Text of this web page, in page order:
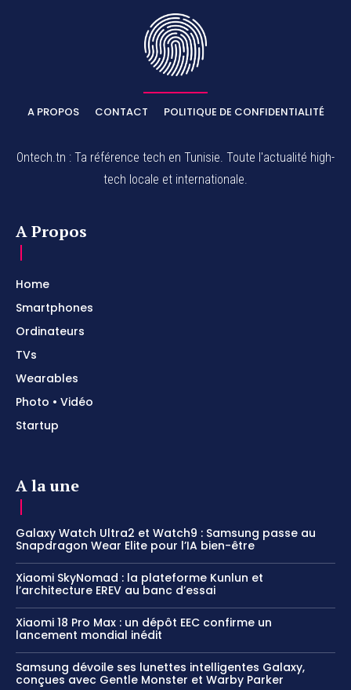
A PROPOS CONTACT POLITIQUE DE CONFIDENTIALITÉ
Ontech.tn : Ta référence tech en Tunisie. Toute l'actualité high-
tech locale et internationale.
A Propos
Home
Smartphones
Ordinateurs
TVs
Wearables
Photo • Vidéo
Startup
A la une
Galaxy Watch Ultra2 et Watch9 : Samsung passe au
Snapdragon Wear Elite pour l’IA bien-être
Xiaomi SkyNomad : la plateforme Kunlun et
l’architecture EREV au banc d’essai
Xiaomi 18 Pro Max : un dépôt EEC confirme un
lancement mondial inédit
Samsung dévoile ses lunettes intelligentes Galaxy,
conçues avec Gentle Monster et Warby Parker